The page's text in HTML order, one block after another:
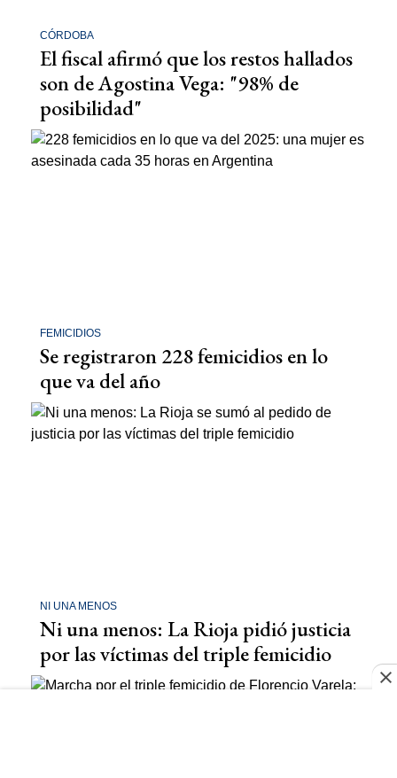
CÓRDOBA
El fiscal afirmó que los restos hallados
son de Agostina Vega: "98% de
posibilidad"
FEMICIDIOS
Se registraron 228 femicidios en lo
que va del año
NI UNA MENOS
Ni una menos: La Rioja pidió justicia
por las víctimas del triple femicidio